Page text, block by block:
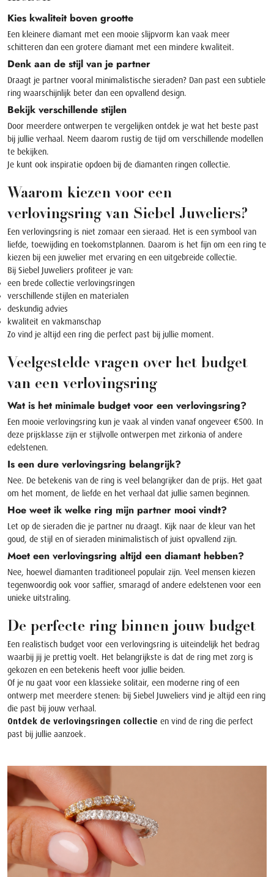
Kies kwaliteit boven grootte
Een kleinere diamant met een mooie slijpvorm kan vaak meer
schitteren dan een grotere diamant met een mindere kwaliteit.
Denk aan de stijl van je partner
Draagt je partner vooral minimalistische sieraden? Dan past een subtiele
ring waarschijnlijk beter dan een opvallend design.
Bekijk verschillende stijlen
Door meerdere ontwerpen te vergelijken ontdek je wat het beste past
bij jullie verhaal. Neem daarom rustig de tijd om verschillende modellen
te bekijken.
Je kunt ook inspiratie opdoen bij de diamanten ringen collectie.
Waarom kiezen voor een
verlovingsring van Siebel Juweliers?
Een verlovingsring is niet zomaar een sieraad. Het is een symbool van
liefde, toewijding en toekomstplannen. Daarom is het fijn om een ring te
kiezen bij een juwelier met ervaring en een uitgebreide collectie.
Bij Siebel Juweliers profiteer je van:
een brede collectie verlovingsringen
verschillende stijlen en materialen
deskundig advies
kwaliteit en vakmanschap
Zo vind je altijd een ring die perfect past bij jullie moment.
Veelgestelde vragen over het budget
van een verlovingsring
Wat is het minimale budget voor een verlovingsring?
Een mooie verlovingsring kun je vaak al vinden vanaf ongeveer €500. In
deze prijsklasse zijn er stijlvolle ontwerpen met zirkonia of andere
edelstenen.
Is een dure verlovingsring belangrijk?
Nee. De betekenis van de ring is veel belangrijker dan de prijs. Het gaat
om het moment, de liefde en het verhaal dat jullie samen beginnen.
Hoe weet ik welke ring mijn partner mooi vindt?
Let op de sieraden die je partner nu draagt. Kijk naar de kleur van het
goud, de stijl en of sieraden minimalistisch of juist opvallend zijn.
Moet een verlovingsring altijd een diamant hebben?
Nee, hoewel diamanten traditioneel populair zijn. Veel mensen kiezen
tegenwoordig ook voor saffier, smaragd of andere edelstenen voor een
unieke uitstraling.
De perfecte ring binnen jouw budget
Een realistisch budget voor een verlovingsring is uiteindelijk het bedrag
waarbij jij je prettig voelt. Het belangrijkste is dat de ring met zorg is
gekozen en een betekenis heeft voor jullie beiden.
Of je nu gaat voor een klassieke solitair, een moderne ring of een
ontwerp met meerdere stenen: bij Siebel Juweliers vind je altijd een ring
die past bij jouw verhaal.
Ontdek de verlovingsringen collectie en vind de ring die perfect
past bij jullie aanzoek.